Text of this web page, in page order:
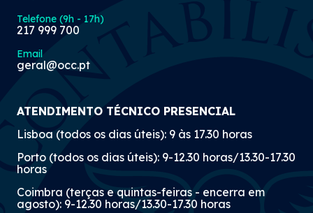
Telefone (9h - 17h)
217 999 700
Email
geral@occ.pt
ATENDIMENTO TÉCNICO PRESENCIAL
Lisboa (todos os dias úteis): 9 às 17.30 horas
Porto (todos os dias úteis): 9-12.30 horas/13.30-17.30
horas
Coimbra (terças e quintas-feiras - encerra em
agosto): 9-12.30 horas/13.30-17.30 horas